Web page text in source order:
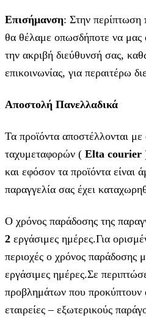
Επισήμανση: Στην
θα θέλαμε οπωσδήποτε να μας
την ακριβή διεύθυνσή σας,
επικοινωνίας, για περαιτέρω
Αποστολή Πανελλαδικά
Τα προϊόντα αποστέλλονται με
ταχυμεταφορών ( Elta courier
και εφόσον τα προϊόντα είναι
παραγγελία σας έχει
Ο χρόνος παράδοσης της
2 εργάσιμες ημέρες.Για
περιοχές ο χρόνος παράδοσης
εργάσιμες ημέρες.Σε
προβλημάτων που προκύπτουν
εταιρείες – εξωτερικούς